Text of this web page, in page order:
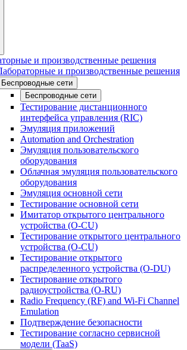
и производственные решения
и производственные решения
Беспроводные сети
Беспроводные сети
Тестирование дистанционного
интерфейса управления (RIC)
Эмуляция приложений
Automation and Orchestration
Эмуляция пользовательского
оборудования
Облачная эмуляция пользовательского
оборудования
Эмуляция основной сети
Тестирование основной сети
Имитатор открытого центрального
устройства (O-CU)
Тестирование открытого центрального
устройства (O-CU)
Тестирование открытого
распределенного устройства (O-DU)
Тестирование открытого
радиоустройства (O-RU)
Radio Frequency (RF) and Wi-Fi Channel
Emulation
Подтверждение безопасности
Тестирование согласно сервисной
модели (TaaS)